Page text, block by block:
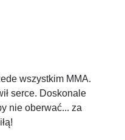
wszystkim MMA.
serce. Doskonale
nie oberwać... za